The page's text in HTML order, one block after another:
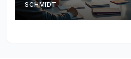
SCHMIDT